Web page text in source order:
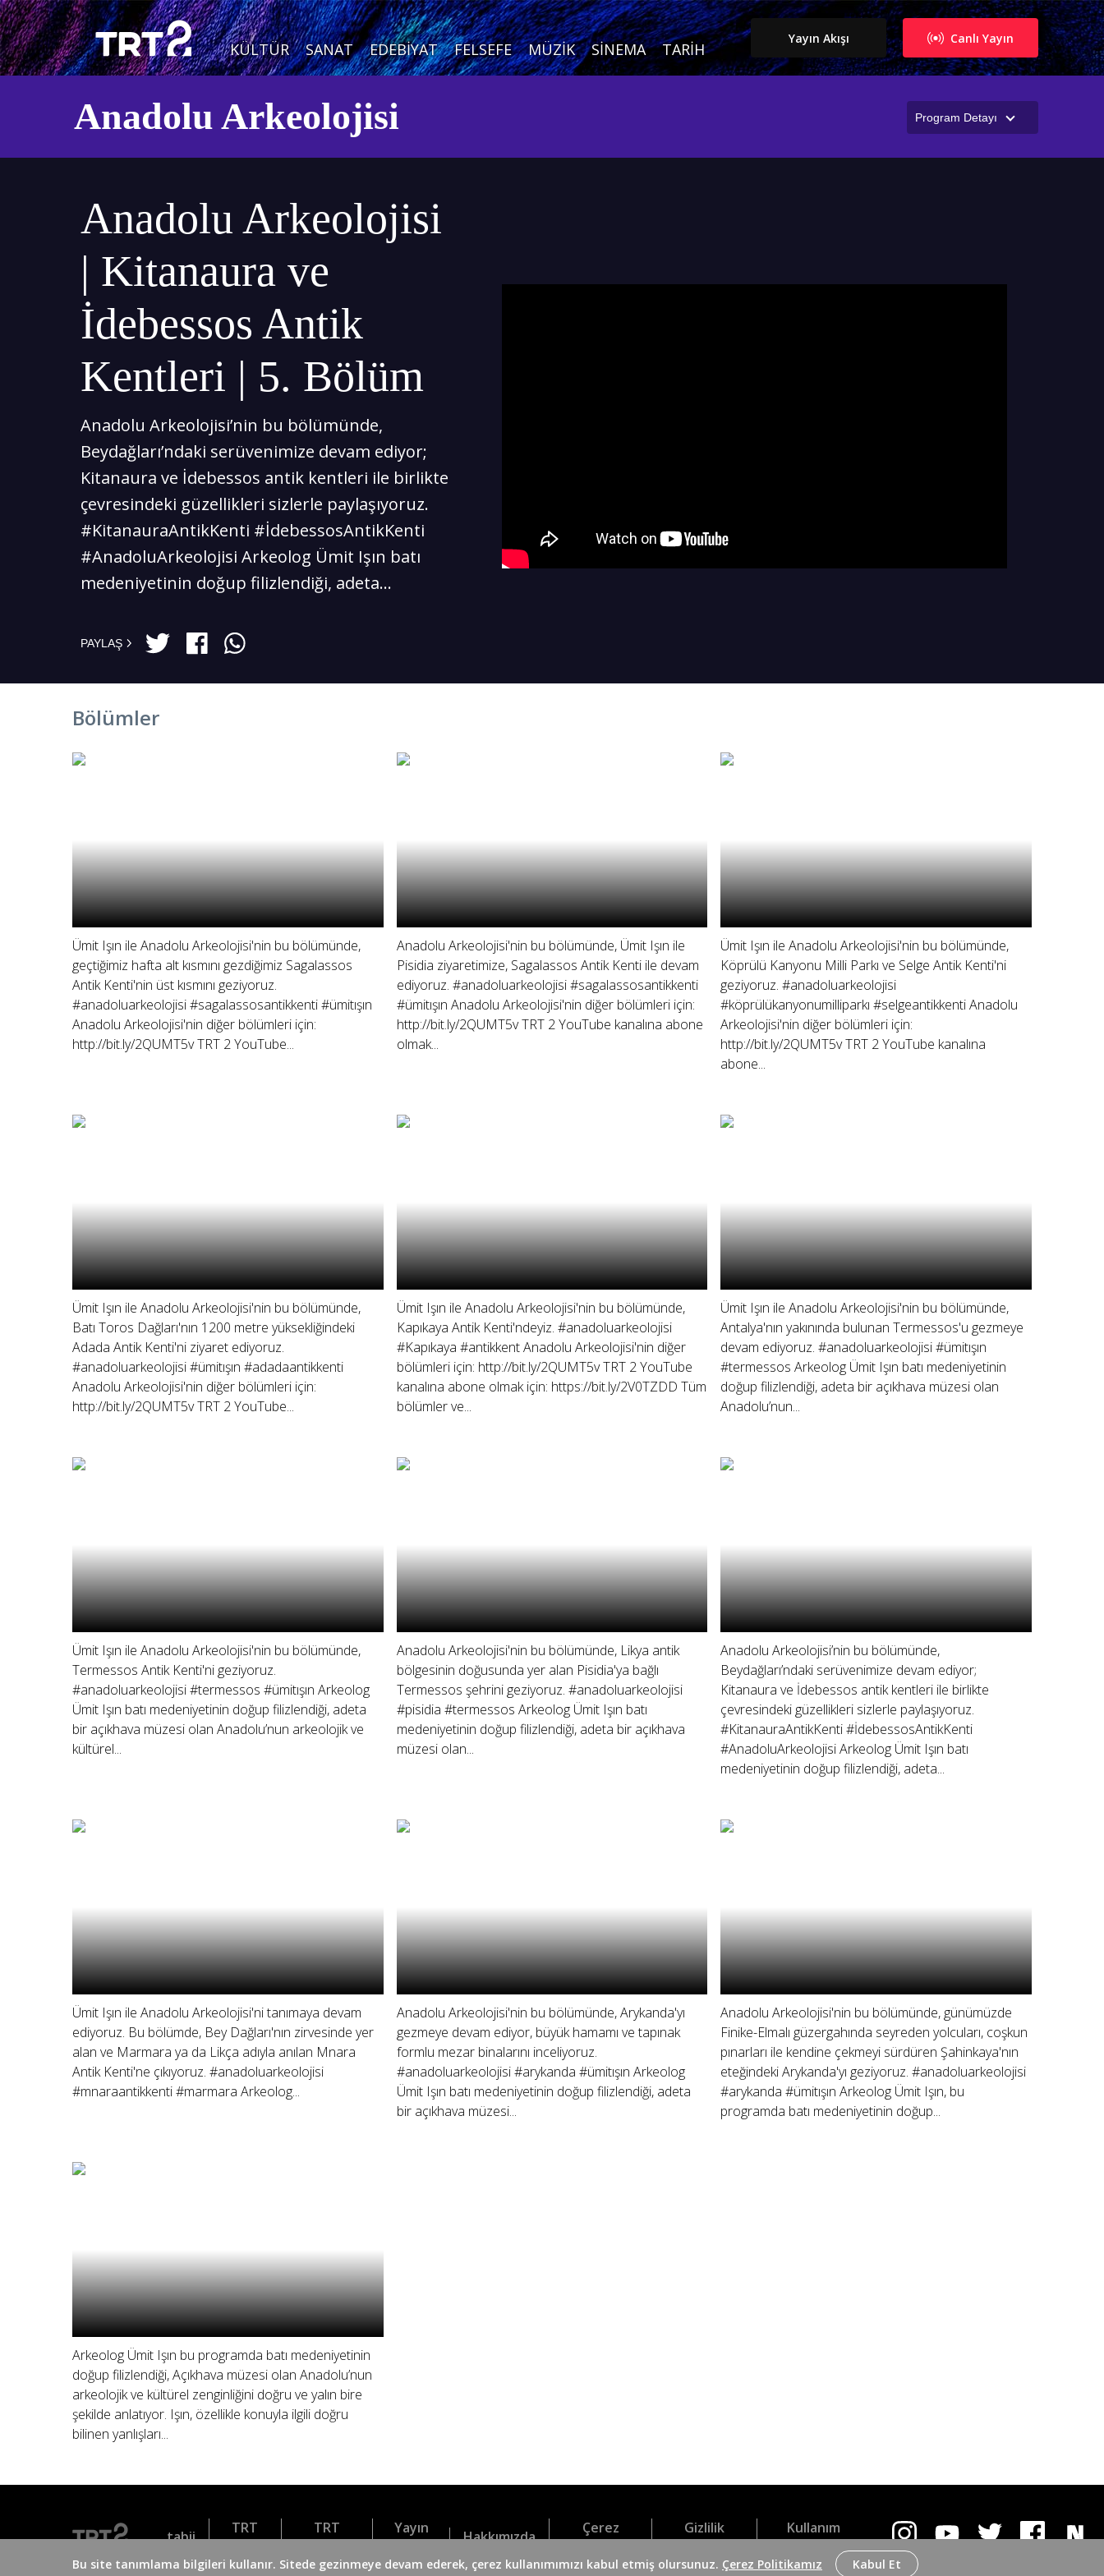
KÜLTÜR SANAT EDEBIYAT FELSEFE MÜZIK SINEMA TARIH
Canlı Yayın
Yayın Akışı
Program Detayı
Anadolu Arkeolojisi
Anadolu Arkeolojisi
| Kitanaura ve
İdebessos Antik
Kentleri | 5. Bölüm
Anadolu Arkeolojisi’nin bu bölümünde,
Beydağları’ndaki serüvenimize devam ediyor;
Kitanaura ve İdebessos antik kentleri ile birlikte
çevresindeki güzellikleri sizlerle paylaşıyoruz.
#KitanauraAntikKenti #İdebessosAntikKenti
#AnadoluArkeolojisi Arkeolog Ümit Işın batı
medeniyetinin doğup filizlendiği, adeta...
PAYLAŞ
Bölümler
Ümit Işın ile Anadolu Arkeolojisi'nin bu bölümünde,
geçtiğimiz hafta alt kısmını gezdiğimiz Sagalassos
Antik Kenti'nin üst kısmını geziyoruz.
#anadoluarkeolojisi #sagalassosantikkenti #ümitışın
Anadolu Arkeolojisi'nin diğer bölümleri için:
http://bit.ly/2QUMT5v TRT 2 YouTube...
Anadolu Arkeolojisi'nin bu bölümünde, Ümit Işın ile
Pisidia ziyaretimize, Sagalassos Antik Kenti ile devam
ediyoruz. #anadoluarkeolojisi #sagalassosantikkenti
#ümitışın Anadolu Arkeolojisi'nin diğer bölümleri için:
http://bit.ly/2QUMT5v TRT 2 YouTube kanalına abone
olmak...
Ümit Işın ile Anadolu Arkeolojisi'nin bu bölümünde,
Köprülü Kanyonu Milli Parkı ve Selge Antik Kenti'ni
geziyoruz. #anadoluarkeolojisi
#köprülükanyonumilliparkı #selgeantikkenti Anadolu
Arkeolojisi'nin diğer bölümleri için:
http://bit.ly/2QUMT5v TRT 2 YouTube kanalına
abone...
Ümit Işın ile Anadolu Arkeolojisi'nin bu bölümünde,
Batı Toros Dağları'nın 1200 metre yüksekliğindeki
Adada Antik Kenti'ni ziyaret ediyoruz.
#anadoluarkeolojisi #ümitışın #adadaantikkenti
Anadolu Arkeolojisi'nin diğer bölümleri için:
http://bit.ly/2QUMT5v TRT 2 YouTube...
Ümit Işın ile Anadolu Arkeolojisi'nin bu bölümünde,
Kapıkaya Antik Kenti'ndeyiz. #anadoluarkeolojisi
#Kapıkaya #antikkent Anadolu Arkeolojisi'nin diğer
bölümleri için: http://bit.ly/2QUMT5v TRT 2 YouTube
kanalına abone olmak için: https://bit.ly/2V0TZDD Tüm
bölümler ve...
Ümit Işın ile Anadolu Arkeolojisi'nin bu bölümünde,
Antalya'nın yakınında bulunan Termessos'u gezmeye
devam ediyoruz. #anadoluarkeolojisi #ümitışın
#termessos Arkeolog Ümit Işın batı medeniyetinin
doğup filizlendiği, adeta bir açıkhava müzesi olan
Anadolu’nun...
Ümit Işın ile Anadolu Arkeolojisi'nin bu bölümünde,
Termessos Antik Kenti'ni geziyoruz.
#anadoluarkeolojisi #termessos #ümitışın Arkeolog
Ümit Işın batı medeniyetinin doğup filizlendiği, adeta
bir açıkhava müzesi olan Anadolu’nun arkeolojik ve
kültürel...
Anadolu Arkeolojisi'nin bu bölümünde, Likya antik
bölgesinin doğusunda yer alan Pisidia'ya bağlı
Termessos şehrini geziyoruz. #anadoluarkeolojisi
#pisidia #termessos Arkeolog Ümit Işın batı
medeniyetinin doğup filizlendiği, adeta bir açıkhava
müzesi olan...
Anadolu Arkeolojisi’nin bu bölümünde,
Beydağları’ndaki serüvenimize devam ediyor;
Kitanaura ve İdebessos antik kentleri ile birlikte
çevresindeki güzellikleri sizlerle paylaşıyoruz.
#KitanauraAntikKenti #İdebessosAntikKenti
#AnadoluArkeolojisi Arkeolog Ümit Işın batı
medeniyetinin doğup filizlendiği, adeta...
Ümit Işın ile Anadolu Arkeolojisi'ni tanımaya devam
ediyoruz. Bu bölümde, Bey Dağları'nın zirvesinde yer
alan ve Marmara ya da Likça adıyla anılan Mnara
Antik Kenti'ne çıkıyoruz. #anadoluarkeolojisi
#mnaraantikkenti #marmara Arkeolog...
Anadolu Arkeolojisi'nin bu bölümünde, Arykanda'yı
gezmeye devam ediyor, büyük hamamı ve tapınak
formlu mezar binalarını inceliyoruz.
#anadoluarkeolojisi #arykanda #ümitışın Arkeolog
Ümit Işın batı medeniyetinin doğup filizlendiği, adeta
bir açıkhava müzesi...
Anadolu Arkeolojisi'nin bu bölümünde, günümüzde
Finike-Elmalı güzergahında seyreden yolcuları, coşkun
pınarları ile kendine çekmeyi sürdüren Şahinkaya'nın
eteğindeki Arykanda'yı geziyoruz. #anadoluarkeolojisi
#arykanda #ümitışın Arkeolog Ümit Işın, bu
programda batı medeniyetinin doğup...
Arkeolog Ümit Işın bu programda batı medeniyetinin
doğup filizlendiği, Açıkhava müzesi olan Anadolu’nun
arkeolojik ve kültürel zenginliğini doğru ve yalın bire
şekilde anlatıyor. Işın, özellikle konuyla ilgili doğru
bilinen yanlışları...
Bu site tanımlama bilgileri kullanır. Sitede gezinmeye devam ederek, çerez kullanımımızı kabul etmiş olursunuz. Çerez Politikamız Kabul Et
tabii
TRT
TRT
Yayın
Hakkımızda
Çerez
Gizlilik
Kullanım